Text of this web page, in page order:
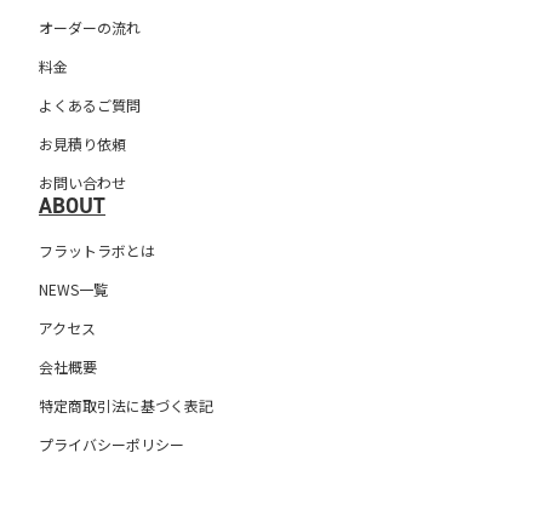
オーダーの流れ
料金
よくあるご質問
お見積り依頼
お問い合わせ
ABOUT
フラットラボとは
NEWS一覧
アクセス
会社概要
特定商取引法に基づく表記
プライバシーポリシー